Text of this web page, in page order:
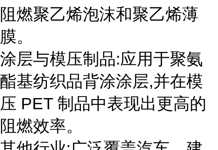
阻燃聚乙烯泡沫和聚乙烯薄
膜。
涂层与模压制品:应用于聚氨
酯基纺织品背涂涂层,并在模
压 PET 制品中表现出更高的
阻燃效率。